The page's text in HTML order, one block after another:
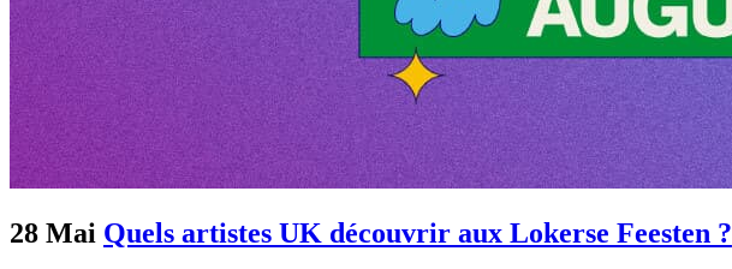
28 Mai Quels artistes UK découvrir aux Lokerse Feesten ?